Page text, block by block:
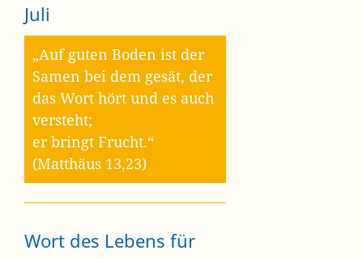
Juli
„Auf guten Boden ist der
Samen bei dem gesät, der
das Wort hört und es auch
versteht;
er bringt Frucht.“
(Matthäus 13,23)
Wort des Lebens für